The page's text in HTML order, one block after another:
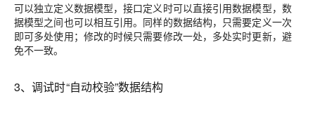
可以独立定义数据模型，接口定义时可以直接引用数据模型，数
据模型之间也可以相互引用。同样的数据结构，只需要定义一次
即可多处使用；修改的时候只需要修改一处，多处实时更新，避
免不一致。
3、调试时“自动校验”数据结构